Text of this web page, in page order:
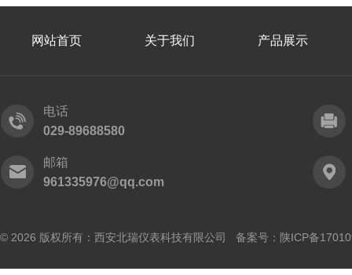
网站首页 关于我们 产品展示
电话
029-89688580
邮箱
961335976@qq.com
© 2026 版权所有：西安北瑞仪表科技有限公司 备案号： 陕ICP备